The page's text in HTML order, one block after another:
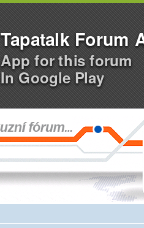
Tapatalk Forum
App for this forum
In Google Play